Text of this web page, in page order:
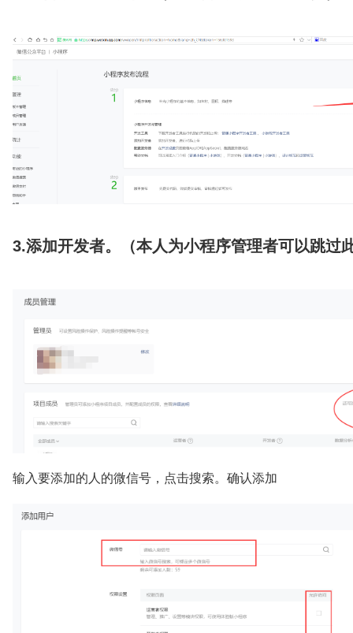
3.添加开发者。（本人为小程序管理者可以跳过
输入要添加的人的微信号，点击搜索。确认添加